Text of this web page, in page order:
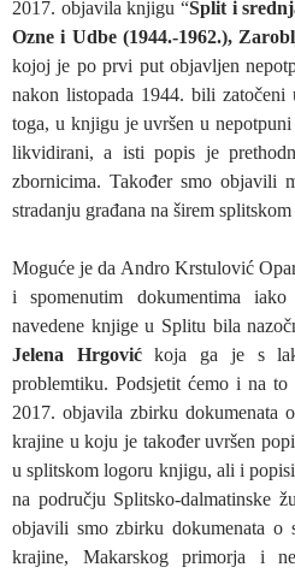
2017. objavila knjigu “Split i
Ozne i Udbe (1944.-1962.),
kojoj je po prvi put objavljen
nakon listopada 1944. bili
toga, u knjigu je uvršen u
likvidirani, a isti popis je
zbornicima. Također smo objavili
stradanju građana na širem
Moguće je da Andro Krstulović
i spomenutim dokumentima
navedene knjige u Splitu bila
Jelena Hrgovićkoja ga je s
problemtiku. Podsjetit ćemo i na to
2017. objavila zbirku dokumenata
krajine u koju je također uvršen
u splitskom logoru knjigu, ali i
na području Splitsko-dalmatinske
objavili smo zbirku dokumenata o
krajine, Makarskog primorja i